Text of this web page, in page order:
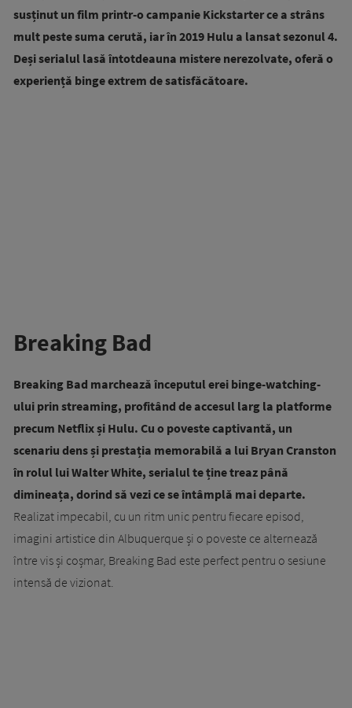
susținut un film printr-o campanie Kickstarter ce a strâns
mult peste suma cerută, iar în 2019 Hulu a lansat sezonul 4.
Deși serialul lasă întotdeauna mistere nerezolvate, oferă o
experiență binge extrem de satisfăcătoare.
Breaking Bad
Breaking Bad marchează începutul erei binge-watching-
ului prin streaming, profitând de accesul larg la platforme
precum Netflix și Hulu. Cu o poveste captivantă, un
scenariu dens și prestația memorabilă a lui Bryan Cranston
în rolul lui Walter White, serialul te ține treaz până
dimineața, dorind să vezi ce se întâmplă mai departe.
Realizat impecabil, cu un ritm unic pentru fiecare episod,
imagini artistice din Albuquerque și o poveste ce alternează
între vis și coșmar, Breaking Bad este perfect pentru o sesiune
intensă de vizionat.